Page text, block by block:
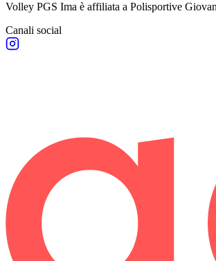
Volley PGS Ima è affiliata a Polisportive
Canali social